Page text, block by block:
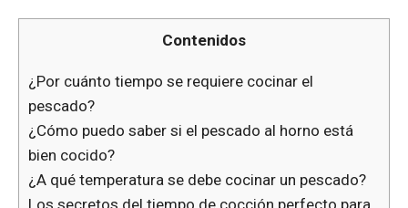
Contenidos
¿Por cuánto tiempo se requiere cocinar el
pescado?
¿Cómo puedo saber si el pescado al horno está
bien cocido?
¿A qué temperatura se debe cocinar un pescado?
Los secretos del tiempo de cocción perfecto para